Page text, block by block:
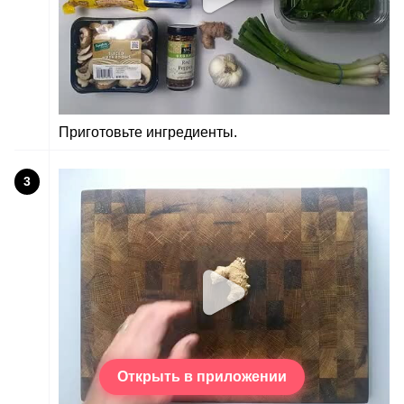
Приготовьте ингредиенты.
3
Открыть в приложении